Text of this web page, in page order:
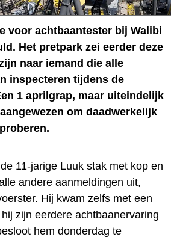
voor achtbaantester bij Walibi
Het pretpark zei eerder deze
naar iemand die alle
inspecteren tijdens de
1 aprilgrap, maar uiteindelijk
om daadwerkelijk
11-jarige Luuk stak met kop en
andere aanmeldingen uit,
Hij kwam zelfs met een
zijn eerdere achtbaanervaring
hem donderdag te